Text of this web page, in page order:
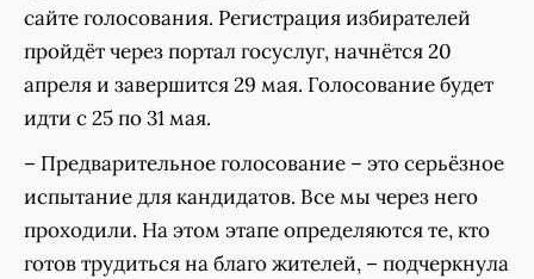
сайте голосования. Регистрация избирателей
пройдёт через портал госуслуг, начнётся 20
апреля и завершится 29 мая. Голосование будет
идти с 25 по 31 мая.
– Предварительное голосование – это серьёзное
испытание для кандидатов. Все мы через него
проходили. На этом этапе определяются те, кто
готов трудиться на благо жителей, – подчеркнула